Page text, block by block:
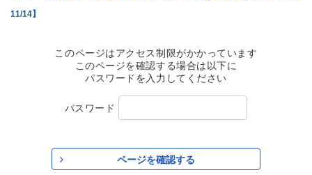
11/14】
このページはアクセス制限がかかっています
このページを確認する場合は以下に
パスワードを入力してください
パスワード
ページを確認する